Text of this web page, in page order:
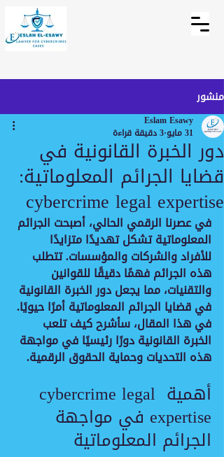
منشور
دور الخبرة القانونية في
قضايا الجرائم المعلوماتية:
cybercrime legal expertise
Eslam Esawy
31 مايو
3 دقيقة قراءة
في عصرنا الرقمي الحالي، أصبحت الجرائم
المعلوماتية تشكل تهديدًا متزايدًا
للأفراد والشركات والمؤسسات. تتطلب
هذه الجرائم فهمًا دقيقًا للقوانين
والتقنيات، مما يجعل دور الخبرة القانونية
في قضايا الجرائم المعلوماتية أمرًا حيويًا.
في هذا المقال، سأشرح كيف تلعب
الخبرة القانونية دورًا رئيسيًا في مواجهة
هذه التحديات وحماية الحقوق الرقمية.
أهمية cybercrime legal
expertise في مواجهة
الجرائم المعلوماتية